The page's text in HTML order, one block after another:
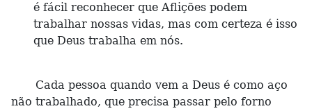
é fácil reconhecer que Aflições podem
trabalhar nossas vidas, mas com certeza é isso
que Deus trabalha em nós.
Cada pessoa quando vem a Deus é como aço
não trabalhado, que precisa passar pelo forno